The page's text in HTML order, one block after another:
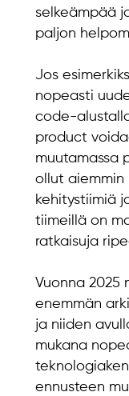
selkeämpää
paljon
Jos
nopeasti
code-
product
muutamassa
ollut aiemmin
kehitystiimiä
tiimeillä on
ratkaisuja
Vuonna
enemmän
ja niiden
mukana
ennusteen